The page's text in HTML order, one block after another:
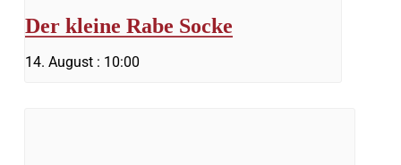
Der kleine Rabe Socke
14. August : 10:00